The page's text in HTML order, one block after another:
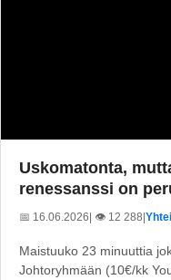
Uskomatonta,
renessanssi on
📅 16.06.2026| 👁️ 12 288|
Maistuuko 23 minuuttia
Johtoryhmään (10€/kk